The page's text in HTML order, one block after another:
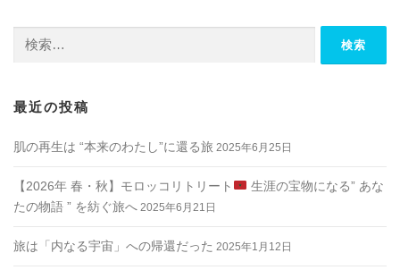
最近の投稿
肌の再生は “本来のわたし”に還る旅 2025年6月25日
【2026年 春・秋】モロッコリトリート
生涯の宝物になる” あな
たの物語 ” を紡ぐ旅へ 2025年6月21日
旅は「内なる宇宙」への帰還だった 2025年1月12日